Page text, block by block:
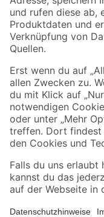
Zahlungsarten
Sicher einkaufen
Jetzt die toom-App
Alle Preisangaben in EUR inkl.
Umständen nicht in allen Märkten
Produkte nur solange der Vorrat